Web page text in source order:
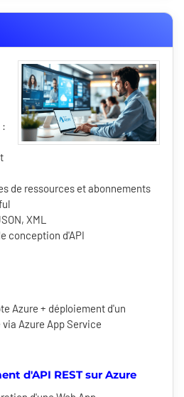
:
de ressources et abonnements
XML
conception d'API
Azure + déploiement d'un
Azure App Service
d'API REST sur Azure